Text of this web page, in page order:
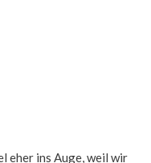
eher ins Auge, weil wir